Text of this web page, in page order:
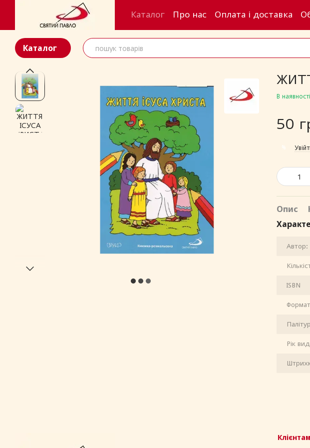
Перейти до основного контенту
Каталог Про нас Оплата і доставка
Каталог
В наявності
50
%
Опис
Автор:
ISBN
Рік
Клієнтам